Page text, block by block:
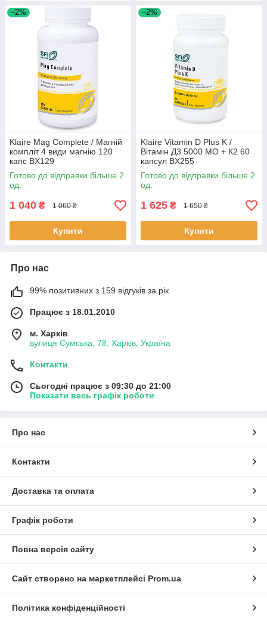
–2%
Klaire Mag Complete / Магній
компліт 4 види магнію 120
капс BX129
Готово до відправки більше 2
од.
1 040 ₴ 1 060 ₴
Купити
–2%
Klaire Vitamin D Plus K /
Вітамін Д3 5000 МО + К2 60
капсул BX255
Готово до відправки більше 2
од.
1 625 ₴ 1 650 ₴
Купити
Про нас
99% позитивних з 159 відгуків за рік
Працює з 18.01.2010
м. Харків
вулиця Сумська, 78, Харків, Україна
Контакти
Сьогодні працює з 09:30 до 21:00
Показати весь графік роботи
Про нас
Контакти
Доставка та оплата
Графік роботи
Повна версія сайту
Сайт створено на маркетплейсі Prom.ua
Політика конфіденційності